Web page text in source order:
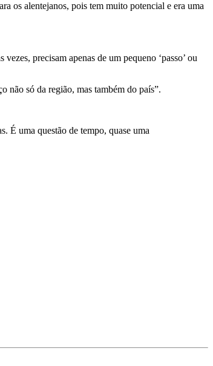
os alentejanos, pois tem muito potencial e era uma
precisam apenas de um pequeno ‘passo’ ou
não só da região, mas também do país”.
É uma questão de tempo, quase uma